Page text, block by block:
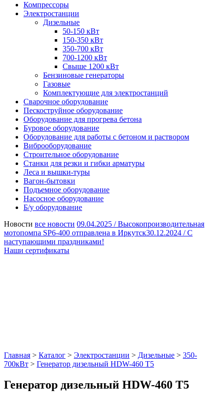
Компрессоры
Электростанции
Дизельные
50-150 кВт
150-350 кВт
350-700 кВт
700-1200 кВт
Свыше 1200 кВт
Бензиновые генераторы
Газовые
Комплектующие для электростанций
Сварочное оборудование
Пескоструйное оборудование
Оборудование для прогрева бетона
Буровое оборудование
Оборудование для работы с бетоном и раствором
Виброоборудование
Строительное оборудование
Станки для резки и гибки арматуры
Леса и вышки-туры
Вагон-бытовки
Подъемное оборудование
Насосное оборудование
Б/у оборудование
Новости все новости 09.04.2025 /Высокопроизводительная
мотопомпа SP6-400 отправлена в Иркутск30.12.2024 /С
наступающими праздниками!
Наши сертификаты
Главная > Каталог > Электростанции > Дизельные > 350-
700кВт > Генератор дизельный HDW-460 T5
Генератор дизельный HDW-460 T5